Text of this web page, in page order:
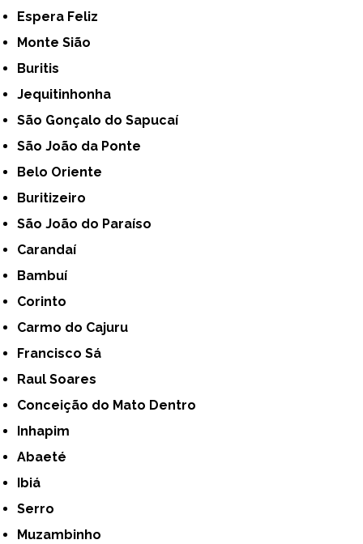
Espera Feliz
Monte Sião
Buritis
Jequitinhonha
São Gonçalo do Sapucaí
São João da Ponte
Belo Oriente
Buritizeiro
São João do Paraíso
Carandaí
Bambuí
Corinto
Carmo do Cajuru
Francisco Sá
Raul Soares
Conceição do Mato Dentro
Inhapim
Abaeté
Ibiá
Serro
Muzambinho